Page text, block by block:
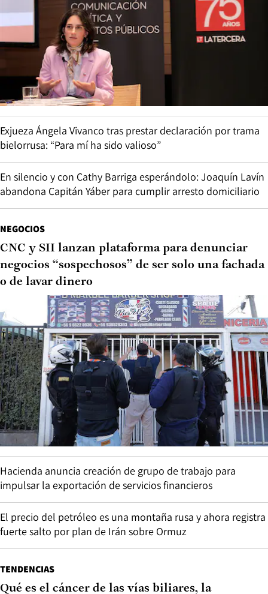
Exjueza Ángela Vivanco tras prestar declaración por trama
bielorrusa: “Para mí ha sido valioso”
En silencio y con Cathy Barriga esperándolo: Joaquín Lavín
abandona Capitán Yáber para cumplir arresto domiciliario
NEGOCIOS
CNC y SII lanzan plataforma para denunciar
negocios “sospechosos” de ser solo una fachada
o de lavar dinero
Hacienda anuncia creación de grupo de trabajo para
impulsar la exportación de servicios financieros
El precio del petróleo es una montaña rusa y ahora registra
fuerte salto por plan de Irán sobre Ormuz
TENDENCIAS
Qué es el cáncer de las vías biliares, la